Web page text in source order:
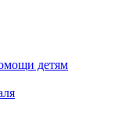
детям